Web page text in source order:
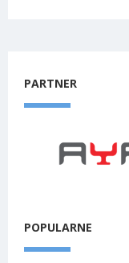
PARTNER
POPULARNE